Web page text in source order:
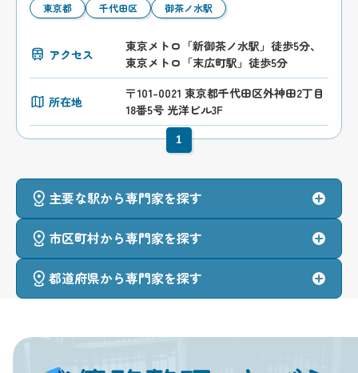
東京都 千代田区 御茶ノ水駅
アクセス
東京メトロ「新御茶ノ水駅」徒歩5分、
東京メトロ「末広町駅」徒歩5分
所在地
〒101-0021 東京都千代田区外神田2丁目
18番5号 光洋ビル3F
1
主要な駅から専門家を探す
市区町村から専門家を探す
都道府県から専門家を探す